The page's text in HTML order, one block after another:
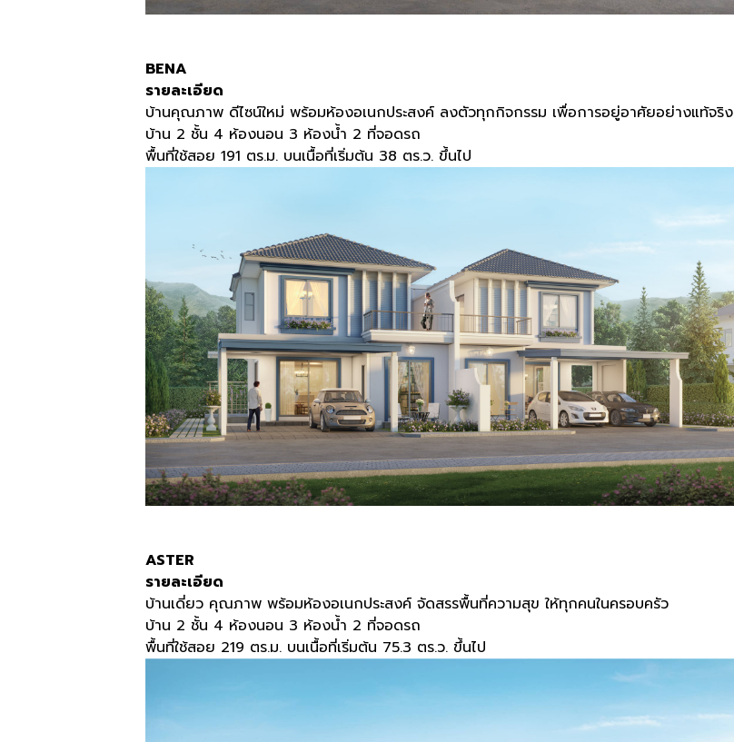
BENA
รายละเอียด
บ้านคุณภาพ ดีไซน์ใหม่ พร้อมห้องอเนกประสงค์ ลงตัวทุกกิจกรรม เพื่อการอยู่อาศัยอย่างแท้จริง
บ้าน 2 ชั้น 4 ห้องนอน 3 ห้องน้ำ 2 ที่จอดรถ
พื้นที่ใช้สอย 191 ตร.ม. บนเนื้อที่เริ่มต้น 38 ตร.ว. ขึ้นไป
ASTER
รายละเอียด
บ้านเดี่ยว คุณภาพ พร้อมห้องอเนกประสงค์ จัดสรรพื้นที่ความสุข ให้ทุกคนในครอบครัว
บ้าน 2 ชั้น 4 ห้องนอน 3 ห้องน้ำ 2 ที่จอดรถ
พื้นที่ใช้สอย 219 ตร.ม. บนเนื้อที่เริ่มต้น 75.3 ตร.ว. ขึ้นไป